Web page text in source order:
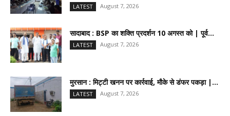
LATEST August 7, 2026
सादाबाद : BSP का शक्ति प्रदर्शन 10 अगस्त को | पूर्व...
LATEST August 7, 2026
मुरसान : मिट्टी खनन पर कार्रवाई, मौके से डंफर पकड़ा |...
LATEST August 7, 2026